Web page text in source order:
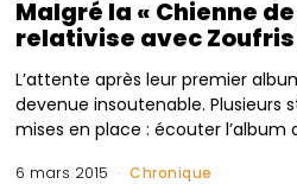
Malgré la « Chienne
relativise avec
L’attente après leur premier
devenue insoutenable. Plusieurs
mises en place : écouter l’album
6 mars 2015 Chronique